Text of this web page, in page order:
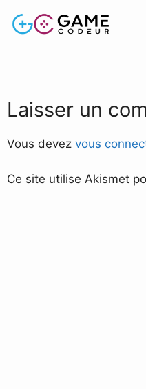
Laisser un
Vous devez vous
Ce site utilise Akismet